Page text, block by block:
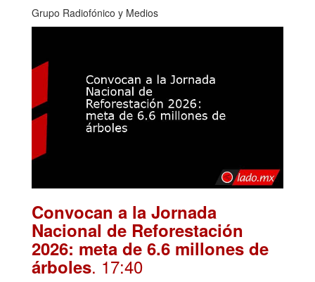
Grupo Radiofónico y Medios
Convocan a la Jornada
Nacional de Reforestación
2026: meta de 6.6 millones de
árboles. 17:40